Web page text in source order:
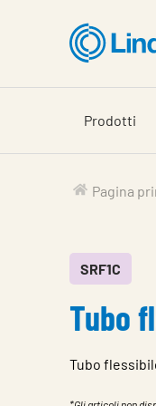
visionare
carrello
Prodotti
Pagina
SRF1C
Tubo
Tubo